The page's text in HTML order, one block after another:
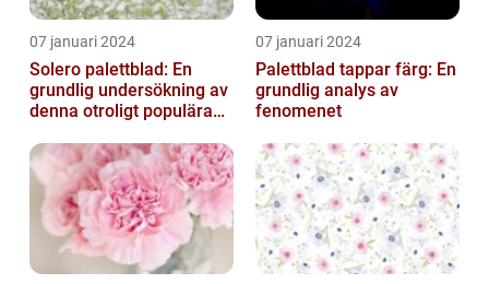
07 januari 2024
Solero palettblad: En
grundlig undersökning av
denna otroligt populära
07 januari 2024
Palettblad tappar färg: En
grundlig analys av
fenomenet